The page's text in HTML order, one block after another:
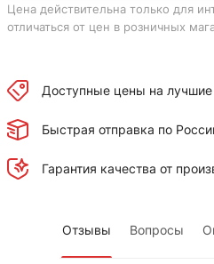
Цена действительна только для
отличаться от цен в розничных
Доступные цены на
Быстрая отправка по
Гарантия качества от
Отзывы Вопросы